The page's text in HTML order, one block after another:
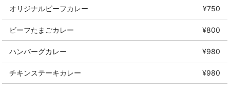
オリジナルビーフカレー ¥750
ビーフたまごカレー ¥800
ハンバーグカレー ¥980
チキンステーキカレー ¥980